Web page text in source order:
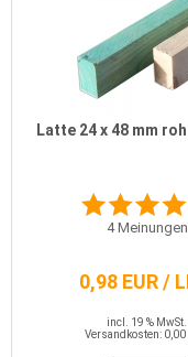
Latte 24 x 48 mm
4Meinungen
0,98 EUR /
incl. 19 % MwSt.
Versandkosten: 0,00